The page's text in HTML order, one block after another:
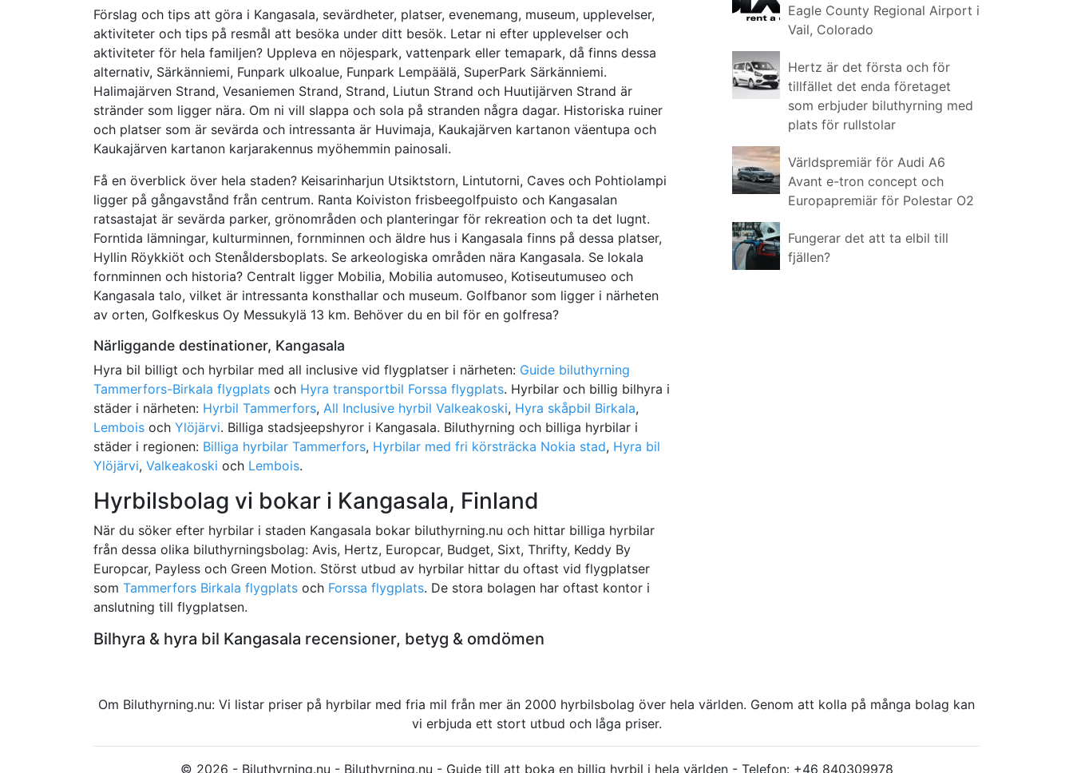
Förslag och tips att göra i Kangasala, sevärdheter, platser, evenemang, museum, upplevelser,
aktiviteter och tips på resmål att besöka under ditt besök. Letar ni efter upplevelser och
aktiviteter för hela familjen? Uppleva en nöjespark, vattenpark eller temapark, då finns dessa
alternativ, Särkänniemi, Funpark ulkoalue, Funpark Lempäälä, SuperPark Särkänniemi.
Halimajärven Strand, Vesaniemen Strand, Strand, Liutun Strand och Huutijärven Strand är
stränder som ligger nära. Om ni vill slappa och sola på stranden några dagar. Historiska ruiner
och platser som är sevärda och intressanta är Huvimaja, Kaukajärven kartanon väentupa och
Kaukajärven kartanon karjarakennus myöhemmin painosali.
Få en överblick över hela staden? Keisarinharjun Utsiktstorn, Lintutorni, Caves och Pohtiolampi
ligger på gångavstånd från centrum. Ranta Koiviston frisbeegolfpuisto och Kangasalan
ratsastajat är sevärda parker, grönområden och planteringar för rekreation och ta det lugnt.
Forntida lämningar, kulturminnen, fornminnen och äldre hus i Kangasala finns på dessa platser,
Hyllin Röykkiöt och Stenåldersboplats. Se arkeologiska områden nära Kangasala. Se lokala
fornminnen och historia? Centralt ligger Mobilia, Mobilia automuseo, Kotiseutumuseo och
Kangasala talo, vilket är intressanta konsthallar och museum. Golfbanor som ligger i närheten
av orten, Golfkeskus Oy Messukylä 13 km. Behöver du en bil för en golfresa?
Närliggande destinationer, Kangasala
Hyra bil billigt och hyrbilar med all inclusive vid flygplatser i närheten: Guide biluthyrning
Tammerfors-Birkala flygplats och Hyra transportbil Forssa flygplats. Hyrbilar och billig bilhyra i
städer i närheten: Hyrbil Tammerfors, All Inclusive hyrbil Valkeakoski, Hyra skåpbil Birkala,
Lembois och Ylöjärvi. Billiga stadsjeepshyror i Kangasala. Biluthyrning och billiga hyrbilar i
städer i regionen: Billiga hyrbilar Tammerfors, Hyrbilar med fri körsträcka Nokia stad, Hyra bil
Ylöjärvi, Valkeakoski och Lembois.
Hyrbilsbolag vi bokar i Kangasala, Finland
När du söker efter hyrbilar i staden Kangasala bokar biluthyrning.nu och hittar billiga hyrbilar
från dessa olika biluthyrningsbolag: Avis, Hertz, Europcar, Budget, Sixt, Thrifty, Keddy By
Europcar, Payless och Green Motion. Störst utbud av hyrbilar hittar du oftast vid flygplatser
som Tammerfors Birkala flygplats och Forssa flygplats. De stora bolagen har oftast kontor i
anslutning till flygplatsen.
Bilhyra & hyra bil Kangasala recensioner, betyg & omdömen
Eagle County Regional Airport i
Vail, Colorado
Hertz är det första och för
tillfället det enda företaget
som erbjuder biluthyrning med
plats för rullstolar
Världspremiär för Audi A6
Avant e-tron concept och
Europapremiär för Polestar O2
Fungerar det att ta elbil till
fjällen?
Om Biluthyrning.nu: Vi listar priser på hyrbilar med fria mil från mer än 2000 hyrbilsbolag över hela världen. Genom att kolla på många bolag kan
vi erbjuda ett stort utbud och låga priser.
© 2026 - Biluthyrning.nu - Biluthyrning.nu - Guide till att boka en billig hyrbil i hela världen - Telefon: +46 840309978